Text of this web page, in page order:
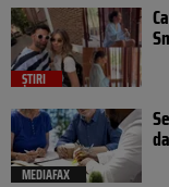
ȘTIRI
MEDIAFAX